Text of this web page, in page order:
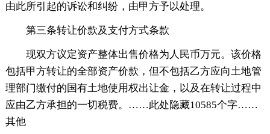
由此所引起的诉讼和纠纷，由甲方予以处理。
第三条转让价款及支付方式条款
现双方议定资产整体出售价格为人民币万元。该价格
包括甲方转让的全部资产价款，但不包括乙方应向土地管
理部门缴付的国有土地使用权出让金，以及在转让过程中
应由乙方承担的一切税费。
……此处隐藏10585个字……
其他